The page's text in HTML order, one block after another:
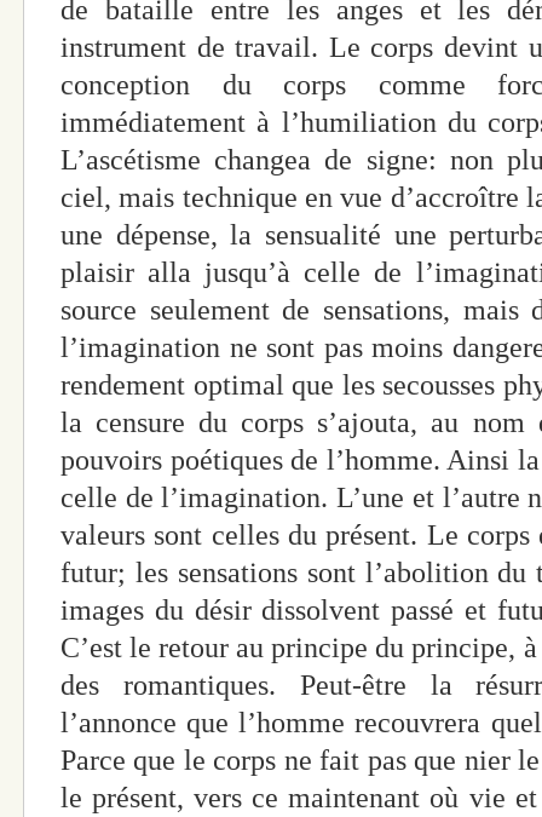
de bataille entre les anges et les
instrument de travail. Le corps devint
conception du corps comme
immédiatement à l’humiliation du
L’ascétisme changea de signe: non
ciel, mais technique en vue d’accroître
une dépense, la sensualité une
plaisir alla jusqu’à celle de
source seulement de sensations, mais
l’imagination ne sont pas moins
rendement optimal que les secousses
la censure du corps s’ajouta, au
pouvoirs poétiques de l’homme. Ainsi
celle de l’imagination. L’une et l’autre
valeurs sont celles du présent. Le
futur; les sensations sont l’abolition du
images du désir dissolvent passé et
C’est le retour au principe du principe,
des romantiques. Peut-être la
l’annonce que l’homme recouvrera
Parce que le corps ne fait pas que nier
le présent, vers ce maintenant où vie